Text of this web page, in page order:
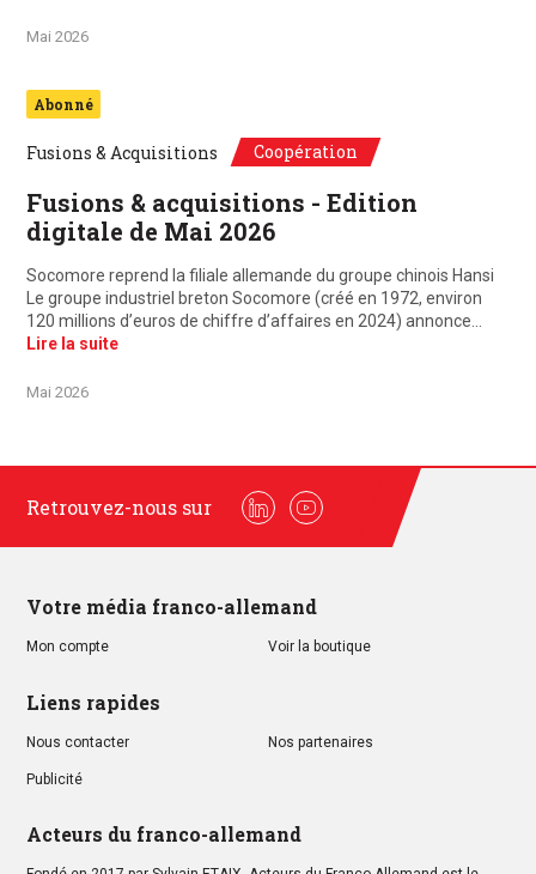
Mai 2026
Abonné
Fusions & Acquisitions Coopération
Fusions & acquisitions - Edition
digitale de Mai 2026
Socomore reprend la filiale allemande du groupe chinois Hansi
Le groupe industriel breton Socomore (créé en 1972, environ
120 millions d’euros de chiffre d’affaires en 2024) annonce…
Lire la suite
Mai 2026
Retrouvez-nous sur
LinkedinYoutube
Votre média franco-allemand
Mon compte Voir la boutique
Liens rapides
Nous contacter Nos partenaires
Publicité
Acteurs du franco-allemand